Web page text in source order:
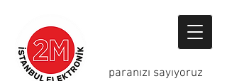
paranızı sayıyoruz